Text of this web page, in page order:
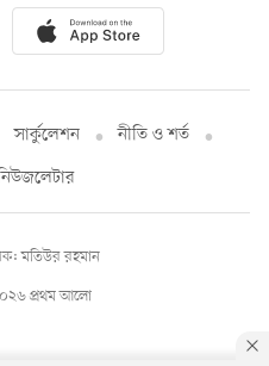
সার্কুলেশন
নীতি ও শর্ত
প্রথম আলো
মতিউর রহমান